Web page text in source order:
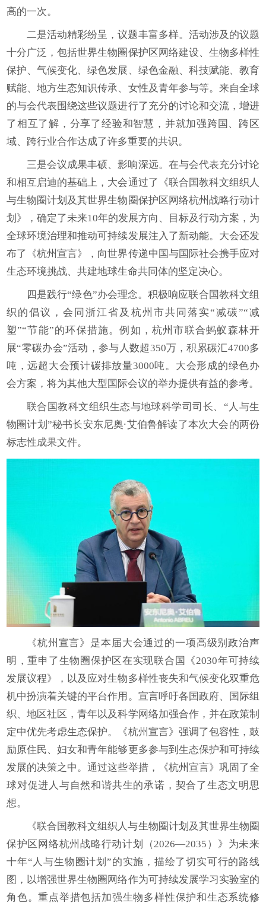
高的一次。
二是活动精彩纷呈，议题丰富多样。活动涉及的议题
十分广泛，包括世界生物圈保护区网络建设、生物多样性
保护、气候变化、绿色发展、绿色金融、科技赋能、教育
赋能、地方生态知识传承、女性及青年参与等。来自全球
的与会代表围绕这些议题进行了充分的讨论和交流，增进
了相互了解，分享了经验和智慧，并就加强跨国、跨区
域、跨行业合作达成了许多重要的共识。
三是会议成果丰硕、影响深远。在与会代表充分讨论
和相互启迪的基础上，大会通过了《联合国教科文组织人
与生物圈计划及其世界生物圈保护区网络杭州战略行动计
划》，确定了未来10年的发展方向、目标及行动方案，为
全球环境治理和推动可持续发展注入了新动能。大会还发
布了《杭州宣言》，向世界传递中国与国际社会携手应对
生态环境挑战、共建地球生命共同体的坚定决心。
四是践行“绿色”办会理念。积极响应联合国教科文组
织的倡议，会同浙江省及杭州市共同落实“减碳”“减
塑”“节能”的环保措施。例如，杭州市联合蚂蚁森林开
展“零碳办会”活动，参与人数超350万，积累碳汇4700多
吨，远超大会预计碳排放量3000吨。大会形成的绿色办
会方案，将为其他大型国际会议的举办提供有益的参考。
联合国教科文组织生态与地球科学司司长、“人与生
物圈计划”秘书长安东尼奥⸱艾伯鲁解读了本次大会的两份
标志性成果文件。
《杭州宣言》是本届大会通过的一项高级别政治声
明，重申了生物圈保护区在实现联合国《2030年可持续
发展议程》，以及应对生物多样性丧失和气候变化双重危
机中扮演着关键的平台作用。宣言呼吁各国政府、国际组
织、地区社区，青年以及科学网络加强合作，并在政策制
定中优先考虑生态保护。《杭州宣言》强调了包容性，鼓
励原住民、妇女和青年能够更多参与到生态保护和可持续
发展的决策之中。通过这些举措，《杭州宣言》巩固了全
球对促进人与自然和谐共生的承诺，契合了生态文明思
想。
《联合国教科文组织人与生物圈计划及其世界生物圈
保护区网络杭州战略行动计划（2026—2035）》为未来
十年“人与生物圈计划”的实施，描绘了切实可行的路线
图，以增强世界生物圈网络作为可持续发展学习实验室的
角色。重点举措包括加强生物多样性保护和生态系统修